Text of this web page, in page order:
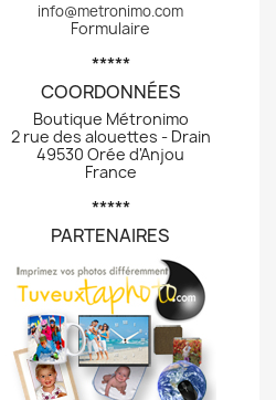
info@metronimo.com
Formulaire
*****
COORDONNÉES
Boutique Métronimo
2 rue des alouettes - Drain
49530 Orée d'Anjou
France
*****
PARTENAIRES